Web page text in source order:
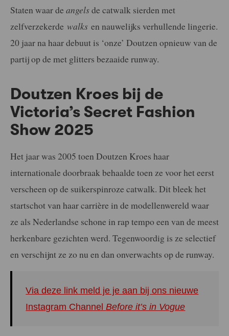
Staten waar de angelsde catwalk sierden met
zelfverzekerde walks en nauwelijks verhullende lingerie.
20 jaar na haar debuut is ‘onze’ Doutzen opnieuw van de
partij op de met glitters bezaaide runway.
Doutzen Kroes bij de
Victoria’s Secret Fashion
Show 2025
Het jaar was 2005 toen Doutzen Kroes haar
internationale doorbraak behaalde toen ze voor het eerst
verscheen op de suikerspinroze catwalk. Dit bleek het
startschot van haar carrière in de modellenwereld waar
ze als Nederlandse schone in rap tempo een van de meest
herkenbare gezichten werd. Tegenwoordig is ze selectief
en verschijnt ze zo nu en dan onverwachts op de runway.
Via deze link meld je je aan bij ons nieuwe
Instagram ChannelBefore it’s in Vogue